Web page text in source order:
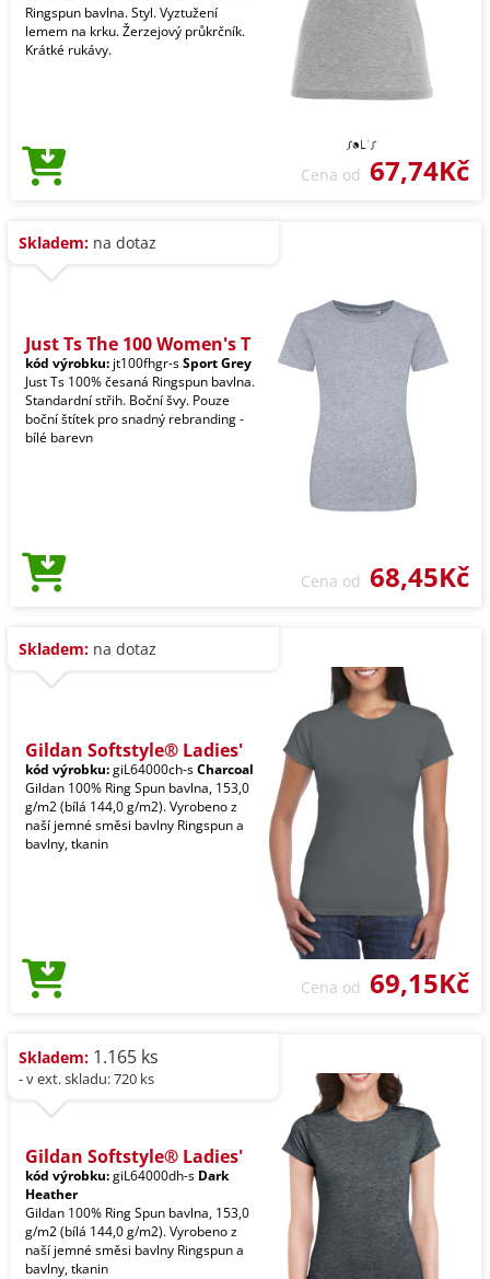
Ringspun bavlna. Styl. Vyztužení
lemem na krku. Žerzejový průkrčník.
Krátké rukávy.
Cena od 67,74Kč
Skladem: na dotaz
Just Ts The 100 Women's T
kód výrobku: jt100fhgr-sSport Grey
Just Ts 100% česaná Ringspun bavlna.
Standardní střih. Boční švy. Pouze
boční štítek pro snadný rebranding -
bílé barevn
Cena od 68,45Kč
Skladem: na dotaz
Gildan Softstyle® Ladies'
kód výrobku:giL64000ch-sCharcoal
Gildan 100% Ring Spun bavlna, 153,0
g/m2 (bílá 144,0 g/m2). Vyrobeno z
naší jemné směsi bavlny Ringspun a
bavlny, tkanin
Cena od 69,15Kč
Skladem: 1.165 ks
- v ext. skladu: 720 ks
Gildan Softstyle® Ladies'
kód výrobku:giL64000dh-s Dark
Heather
Gildan 100% Ring Spun bavlna, 153,0
g/m2 (bílá 144,0 g/m2). Vyrobeno z
naší jemné směsi bavlny Ringspun a
bavlny, tkanin